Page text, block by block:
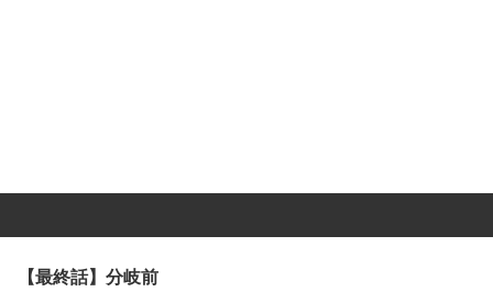
【最終話】分岐前